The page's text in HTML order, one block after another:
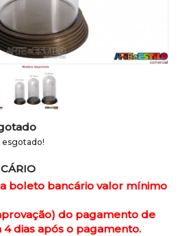
boleto bancário valor mínimo
do pagamento de
4 dias após o pagamento.